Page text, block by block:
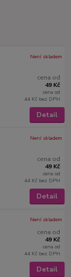
cena od
49 Kč
cena od
44 Kč bez DPH
Není skladem
Detail
cena od
49 Kč
cena od
44 Kč bez DPH
Není skladem
Detail
cena od
49 Kč
cena od
44 Kč bez DPH
Není skladem
Detail